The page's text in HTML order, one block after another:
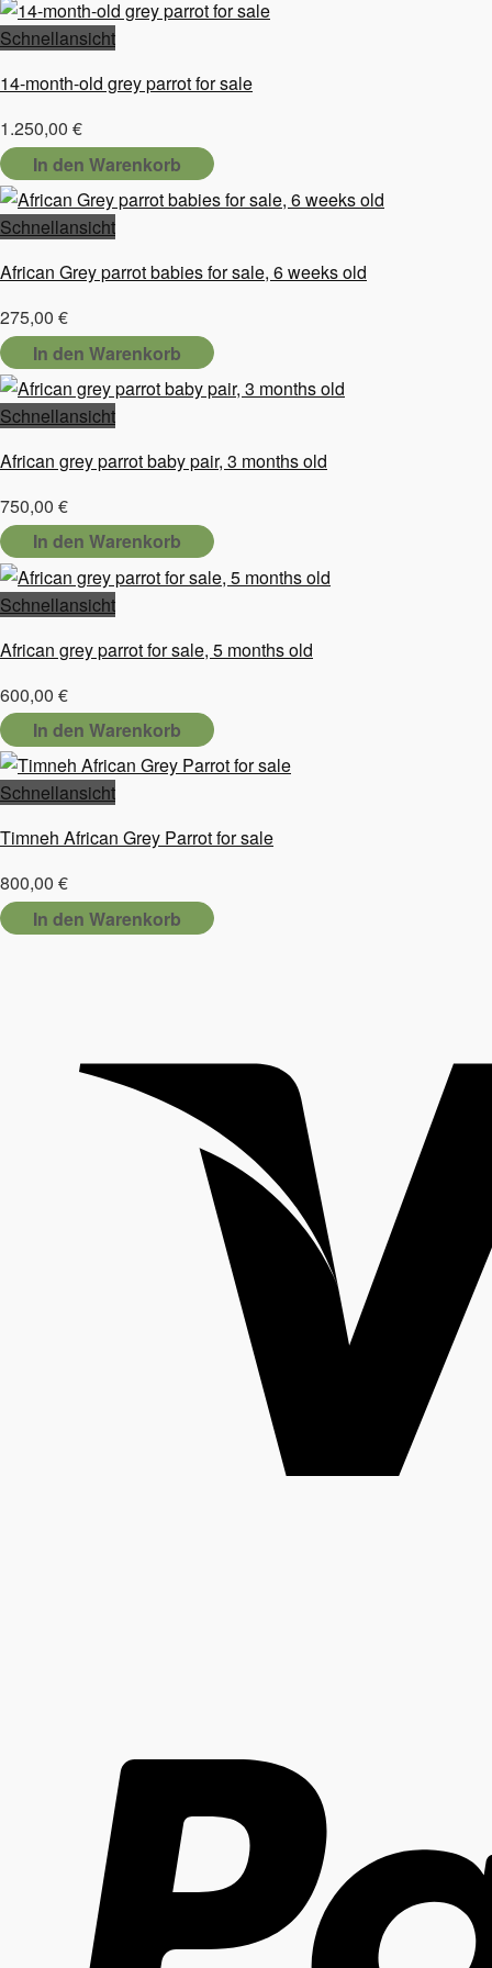
Schnellansicht
14-month-old grey parrot for sale
1.250,00 €
In den Warenkorb
Schnellansicht
African Grey parrot babies for sale, 6 weeks old
275,00 €
In den Warenkorb
Schnellansicht
African grey parrot baby pair, 3 months old
750,00 €
In den Warenkorb
Schnellansicht
African grey parrot for sale, 5 months old
600,00 €
In den Warenkorb
Schnellansicht
Timneh African Grey Parrot for sale
800,00 €
In den Warenkorb